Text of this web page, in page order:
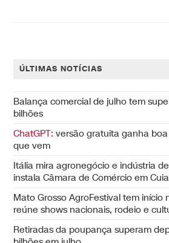
ÚLTIMAS NOTÍCIAS
Balança comercial de julho tem
bilhões
ChatGPT: versão gratuita ganha
que vem
Itália mira agronegócio e indústria
instala Câmara de Comércio em
Mato Grosso AgroFestival tem início
reúne shows nacionais, rodeio e
Retiradas da poupança superam